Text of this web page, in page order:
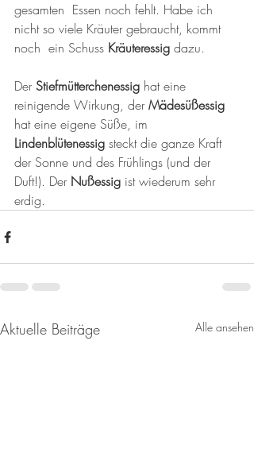
gesamten  Essen noch fehlt. Habe ich
nicht so viele Kräuter gebraucht, kommt
noch  ein Schuss Kräuteressig dazu.
Der Stiefmütterchenessig hat eine
reinigende Wirkung, der Mädesüßessig
hat eine eigene Süße, im
Lindenblütenessig steckt die ganze Kraft
der Sonne und des Frühlings (und der
Duft!). Der Nußessig ist wiederum sehr
erdig.
Aktuelle Beiträge Alle ansehen